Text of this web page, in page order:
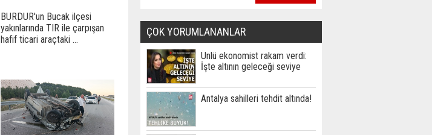
BURDUR'un Bucak ilçesi
yakınlarında TIR ile çarpışan
hafif ticari araçtaki ...
ÇOK YORUMLANANLAR
Ünlü ekonomist rakam verdi:
İşte altının geleceği seviye
Antalya sahilleri tehdit altında!